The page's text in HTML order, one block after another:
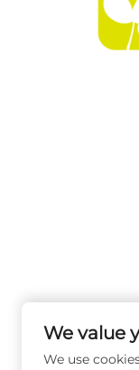
We value
We use